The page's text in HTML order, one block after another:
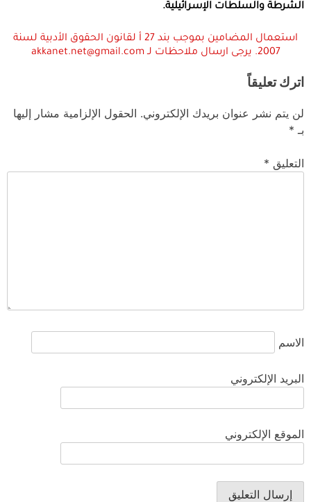
الشرطة والسلطات الإسرائيلية.
استعمال المضامين بموجب بند 27 أ لقانون الحقوق الأدبية لسنة
2007. يرجى ارسال ملاحظات لـ akkanet.net@gmail.com
اترك تعليقاً
لن يتم نشر عنوان بريدك الإلكتروني. الحقول الإلزامية مشار إليها
بـ *
التعليق *
الاسم
البريد الإلكتروني
الموقع الإلكتروني